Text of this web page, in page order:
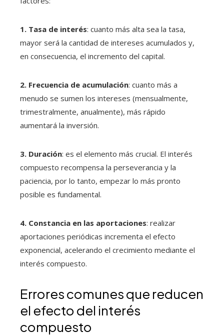
1. Tasa de interés: cuanto más alta sea la tasa,
mayor será la cantidad de intereses acumulados y,
en consecuencia, el incremento del capital.
2. Frecuencia de acumulación: cuanto más a
menudo se sumen los intereses (mensualmente,
trimestralmente, anualmente), más rápido
aumentará la inversión.
3. Duración: es el elemento más crucial. El interés
compuesto recompensa la perseverancia y la
paciencia, por lo tanto, empezar lo más pronto
posible es fundamental.
4. Constancia en las aportaciones: realizar
aportaciones periódicas incrementa el efecto
exponencial, acelerando el crecimiento mediante el
interés compuesto.
Errores comunes que reducen
el efecto del interés
compuesto